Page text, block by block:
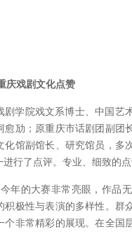
庆戏剧文化点赞
剧学院戏文系博士、中国
愈劢；原重庆市话剧团副
化馆副馆长、研究馆员，
行了点评。专业、细致的
年的大赛非常亮眼，作品
积极性与表演的多样性。
个非常精彩的展现。在全